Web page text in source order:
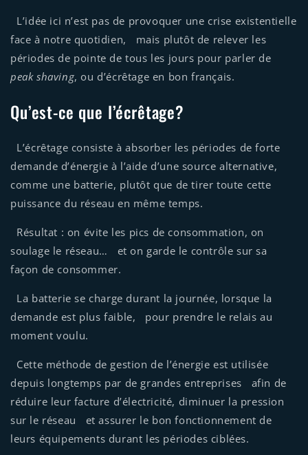
L’idée ici n’est pas de provoquer une crise existentielle
face à notre quotidien, mais plutôt de relever les
périodes de pointe de tous les jours pour parler de
peak shaving, ou d’écrêtage en bon français.
Qu’est-ce que l’écrêtage?
L’écrêtage consiste à absorber les périodes de forte
demande d’énergie à l’aide d’une source alternative,
comme une batterie, plutôt que de tirer toute cette
puissance du réseau en même temps.
Résultat : on évite les pics de consommation, on
soulage le réseau… et on garde le contrôle sur sa
façon de consommer.
La batterie se charge durant la journée, lorsque la
demande est plus faible, pour prendre le relais au
moment voulu.
Cette méthode de gestion de l’énergie est utilisée
depuis longtemps par de grandes entreprises afin de
réduire leur facture d’électricité, diminuer la pression
sur le réseau et assurer le bon fonctionnement de
leurs équipements durant les périodes ciblées.